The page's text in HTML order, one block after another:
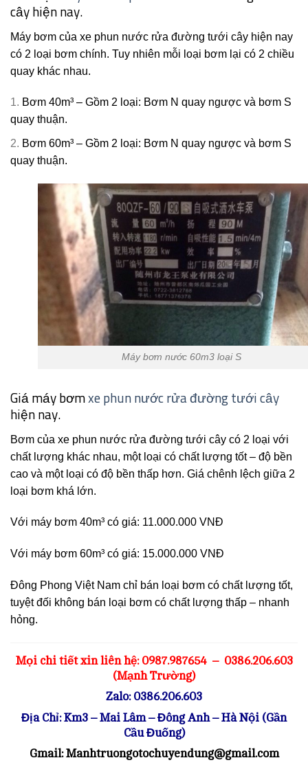
cây hiện nay.
Máy bơm của xe phun nước rửa đường tưới cây hiện nay
có 2 loại bơm chính. Tuy nhiên mỗi loại bơm lại có 2 chiều
quay khác nhau.
Bơm 40m³ – Gồm 2 loại: Bơm N quay ngược và bơm S
quay thuận.
Bơm 60m³ – Gồm 2 loại: Bơm N quay ngược và bơm S
quay thuận.
Máy bơm nước 60m3 loại S
Giá máy bơm xe phun nước rửa đường tưới cây
hiện nay.
Bơm của xe phun nước rửa đường tưới cây có 2 loại với
chất lượng khác nhau, một loại có chất lượng tốt – độ bền
cao và một loại có độ bền thấp hơn. Giá chênh lệch giữa 2
loại bơm khá lớn.
Với máy bơm 40m³ có giá: 11.000.000 VNĐ
Với máy bơm 60m³ có giá: 15.000.000 VNĐ
Đông Phong Việt Nam chỉ bán loại bơm có chất lượng tốt,
tuyệt đối không bán loại bơm có chất lượng thấp – nhanh
hỏng.
Mọi chi tiết xin liên hệ: 0987.987654 – 0386.206.603
(Mạnh Trường)
Zalo: 0386.206.603
Địa Chỉ: Km3 – Mai Lâm – Đông Anh – Hà Nội (Gần
Cầu Đuống)
Gmail: Manhtruongotochuyendung@gmail.com